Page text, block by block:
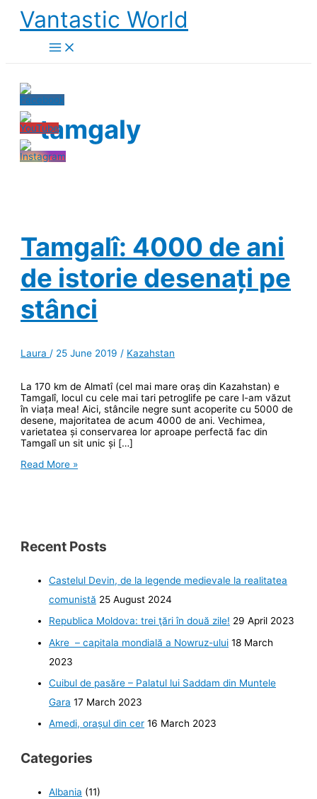
Skip
content
Vantastic World
tamgaly
Tamgalî: 4000 de ani
de istorie desenați pe
stânci
Laura / 25 June 2019 / Kazahstan
La 170 km de Almatî (cel mai mare oraș din Kazahstan) e
Tamgalî, locul cu cele mai tari petroglife pe care l-am văzut
în viața mea! Aici, stâncile negre sunt acoperite cu 5000 de
desene, majoritatea de acum 4000 de ani. Vechimea,
varietatea și conservarea lor aproape perfectă fac din
Tamgalî un sit unic și […]
Tamgalî:
pe
stânci
Read More »
Recent Posts
Castelul Devin, de la legende medievale la realitatea
comunistă 25 August 2024
Republica Moldova: trei ţări în două zile! 29 April 2023
Akre – capitala mondială a Nowruz-ului 18 March
2023
Cuibul de pasăre – Palatul lui Saddam din Muntele
Gara 17 March 2023
Amedi, orașul din cer 16 March 2023
Categories
Albania (11)